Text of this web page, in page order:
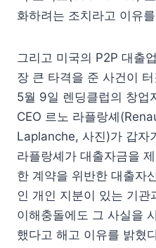
화하려는 조치라고 이유
그리고 미국의 P2P 대출
장 큰 타격을 준 사건이
5월 9일 렌딩클럽의 창업
CEO 르노 라플랑셰
Laplanche, 사진)가 갑자
라플랑셰가 대출자금을
한 계약을 위반한 대출자
인 개인 지분이 있는 기관
이해충돌에도 그 사실을
했다고 해고 이유를 밝혔